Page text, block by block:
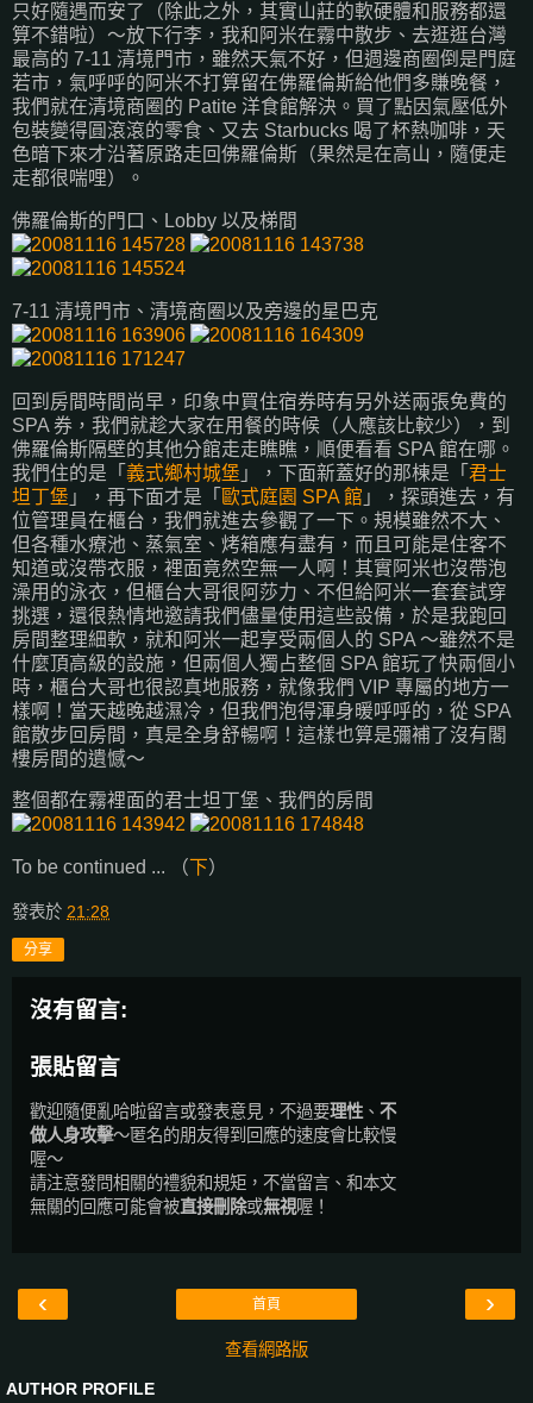
只好隨遇而安了（除此之外，其實山莊的軟硬體和服務都還
算不錯啦）～放下行李，我和阿米在霧中散步、去逛逛台灣
最高的 7-11 清境門市，雖然天氣不好，但週邊商圈倒是門庭
若市，氣呼呼的阿米不打算留在佛羅倫斯給他們多賺晚餐，
我們就在清境商圈的 Patite 洋食館解決。買了點因氣壓低外
包裝變得圓滾滾的零食、又去 Starbucks 喝了杯熱咖啡，天
色暗下來才沿著原路走回佛羅倫斯（果然是在高山，隨便走
走都很喘哩）。
佛羅倫斯的門口、Lobby 以及梯間
7-11 清境門市、清境商圈以及旁邊的星巴克
回到房間時間尚早，印象中買住宿券時有另外送兩張免費的
SPA 券，我們就趁大家在用餐的時候（人應該比較少），到
佛羅倫斯隔壁的其他分館走走瞧瞧，順便看看 SPA 館在哪。
我們住的是「 義式鄉村城堡 」，下面新蓋好的那棟是「 君士
坦丁堡 」，再下面才是「 歐式庭園 SPA 館 」，探頭進去，有
位管理員在櫃台，我們就進去參觀了一下。規模雖然不大、
但各種水療池、蒸氣室、烤箱應有盡有，而且可能是住客不
知道或沒帶衣服，裡面竟然空無一人啊！其實阿米也沒帶泡
澡用的泳衣，但櫃台大哥很阿莎力、不但給阿米一套套試穿
挑選，還很熱情地邀請我們儘量使用這些設備，於是我跑回
房間整理細軟，就和阿米一起享受兩個人的 SPA ～雖然不是
什麼頂高級的設施，但兩個人獨占整個 SPA 館玩了快兩個小
時，櫃台大哥也很認真地服務，就像我們 VIP 專屬的地方一
樣啊！當天越晚越濕冷，但我們泡得渾身暖呼呼的，從 SPA
館散步回房間，真是全身舒暢啊！這樣也算是彌補了沒有閣
樓房間的遺憾～
整個都在霧裡面的君士坦丁堡、我們的房間
To be continued ... （下）
發表於 21:28
分享
沒有留言:
張貼留言
歡迎隨便亂哈啦留言或發表意見，不過要理性 、 不
做人身攻擊～匿名的朋友得到回應的速度會比較慢
喔～
請注意發問相關的禮貌和規矩，不當留言、和本文
無關的回應可能會被直接刪除或無視喔！
‹ ›
首頁
查看網路版
AUTHOR PROFILE